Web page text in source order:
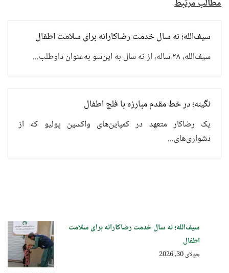
مطالب مرتبط
سیف‌الله؛ نه سال خدمت رضاکارانه برای سلامت اطفال
سیف‌الله، ۲۸ ساله، از نه سال به این‌سو به‌عنوان داوطلب...
نگینه؛ در خط مقدم مبارزه با فلج اطفال
یک رضاکار متعهد در کمپاین‌های واکسین پولیو که از
دشواری‌های...
سیف‌الله؛ نه سال خدمت رضاکارانه برای سلامت
اطفال
جولای 30, 2026